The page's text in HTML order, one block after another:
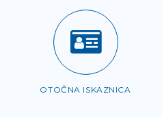
OTOČNA ISKAZNICA